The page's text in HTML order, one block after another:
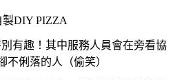
製DIY PIZZA
有趣！其中服務人員會在旁看協
不俐落的人（偷笑）